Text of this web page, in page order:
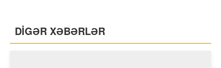
DİGƏR XƏBƏRLƏR